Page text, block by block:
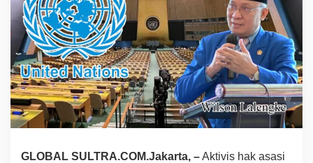
e
D
j
a
d
w
a
l
k
B
GLOBAL SULTRA.COM.Jakarta, –Aktivis hak asasi